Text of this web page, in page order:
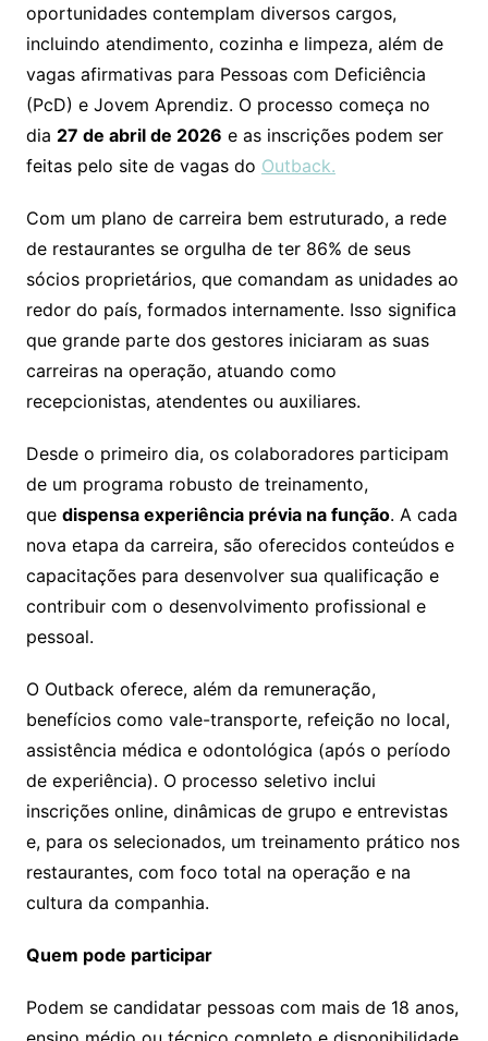
oportunidades contemplam diversos cargos,
incluindo atendimento, cozinha e limpeza, além de
vagas afirmativas para Pessoas com Deficiência
(PcD) e Jovem Aprendiz. O processo começa no
dia 27 de abril de 2026 e as inscrições podem ser
feitas pelo site de vagas do Outback.
Com um plano de carreira bem estruturado, a rede
de restaurantes se orgulha de ter 86% de seus
sócios proprietários, que comandam as unidades ao
redor do país, formados internamente. Isso significa
que grande parte dos gestores iniciaram as suas
carreiras na operação, atuando como
recepcionistas, atendentes ou auxiliares.
Desde o primeiro dia, os colaboradores participam
de um programa robusto de treinamento,
que dispensa experiência prévia na função. A cada
nova etapa da carreira, são oferecidos conteúdos e
capacitações para desenvolver sua qualificação e
contribuir com o desenvolvimento profissional e
pessoal.
O Outback oferece, além da remuneração,
benefícios como vale-transporte, refeição no local,
assistência médica e odontológica (após o período
de experiência). O processo seletivo inclui
inscrições online, dinâmicas de grupo e entrevistas
e, para os selecionados, um treinamento prático nos
restaurantes, com foco total na operação e na
cultura da companhia.
Quem pode participar
Podem se candidatar pessoas com mais de 18 anos,